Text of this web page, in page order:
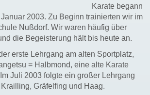
Karate begann
2003. Zu Beginn trainierten wir im
Nußdorf. Wir waren häufig über
die Begeisterung hält bis heute an.
erste Lehrgang am alten Sportplatz,
= Halbmond, eine alte Karate
Juli 2003 folgte ein großer Lehrgang
Gräfelfing und Haag.